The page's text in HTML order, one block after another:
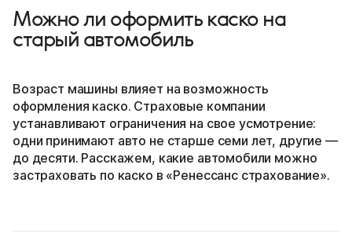
Можно ли оформить каско на
старый автомобиль
Возраст машины влияет на возможность
оформления каско. Страховые компании
устанавливают ограничения на свое усмотрение:
одни принимают авто не старше семи лет, другие —
до десяти. Расскажем, какие автомобили можно
застраховать по каско в «Ренессанс страхование».